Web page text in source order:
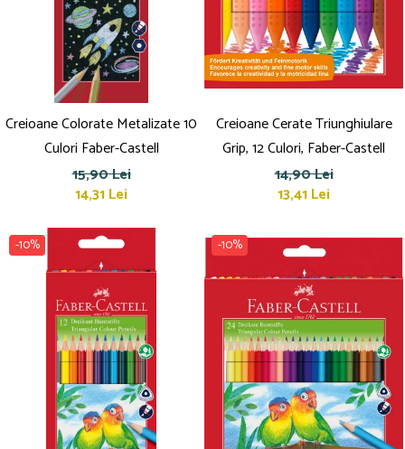
Creioane Colorate Metalizate 10
Culori Faber-Castell
15,90 Lei
14,31 Lei
Creioane Cerate Triunghiulare
Grip, 12 Culori, Faber-Castell
14,90 Lei
13,41 Lei
-10% -10%